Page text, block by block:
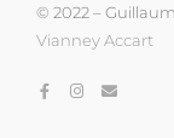
© 2022 –
Vianney Accart